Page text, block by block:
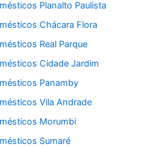
Planalto Paulista
Chácara Flora
Real Parque
Cidade Jardim
Panamby
Vila Andrade
Morumbi
Sumaré